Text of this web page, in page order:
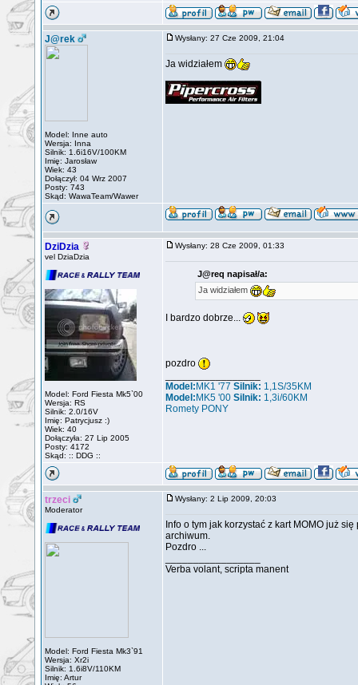
J@rek
Model: Inne auto
Wersja: Inna
Silnik: 1.6i16V/100KM
Imię: Jarosław
Wiek: 43
Dołączył: 04 Wrz 2007
Posty: 743
Skąd: WawaTeam/Wawer
Wysłany: 27 Cze 2009, 21:04
Ja widziałem
DziDzia
vel DziaDzia
Model: Ford Fiesta Mk5`00
Wersja: RS
Silnik: 2.0/16V
Imię: Patrycjusz :)
Wiek: 40
Dołączyła: 27 Lip 2005
Posty: 4172
Skąd: :: DDG ::
Wysłany: 28 Cze 2009, 01:33
J@req napisał/a:
Ja widziałem
I bardzo dobrze...
pozdro
Model: MK1 '77 Silnik: 1,1S/35KM
Model: MK5 '00 Silnik: 1,3i/60KM
Romety PONY
trzeci
Moderator
Model: Ford Fiesta Mk3`91
Wersja: Xr2i
Silnik: 1.6i8V/110KM
Imię: Artur
Wysłany: 2 Lip 2009, 20:03
Info o tym jak korzystać z kart MOMO już się
archiwum.
Pozdro ...
Verba volant, scripta manent